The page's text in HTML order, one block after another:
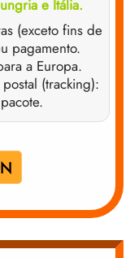
e Itália.
(exceto fins de
pagamento.
a Europa.
(tracking):